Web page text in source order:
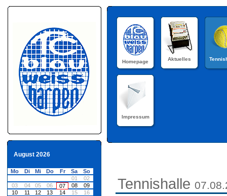
August 2026
Mo Di Mi Do Fr Sa
So
01
02
03
04 05 06 07 08
09
10
11 12 13 14 15
16
Homepage Aktuelles
Impressum
Tennishalle